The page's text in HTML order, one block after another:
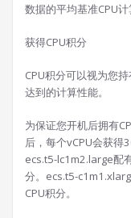
数据的平均基准CPU
获得CPU积分
CPU积分可以视为您
达到的计算性能。
为保证您开机后拥有
后，每个vCPU会获得
ecs.t5-lc1m2.large配
分。ecs.t5-
CPU积分。